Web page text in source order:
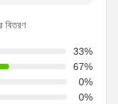
বিতরণ
33%
67%
0%
0%